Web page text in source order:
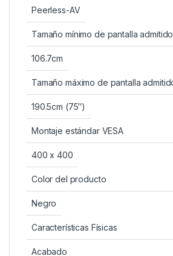
Peerless-AV
Tamaño mínimo de pantalla admitido
106.7cm
Tamaño máximo de pantalla
190.5cm (75″)
Montaje estándar VESA
400 x 400
Color del producto
Negro
Características Físicas
Acabado